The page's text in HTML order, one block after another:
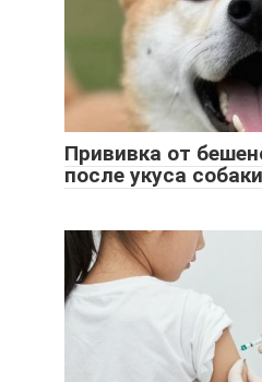
Прививка от
после укуса собаки